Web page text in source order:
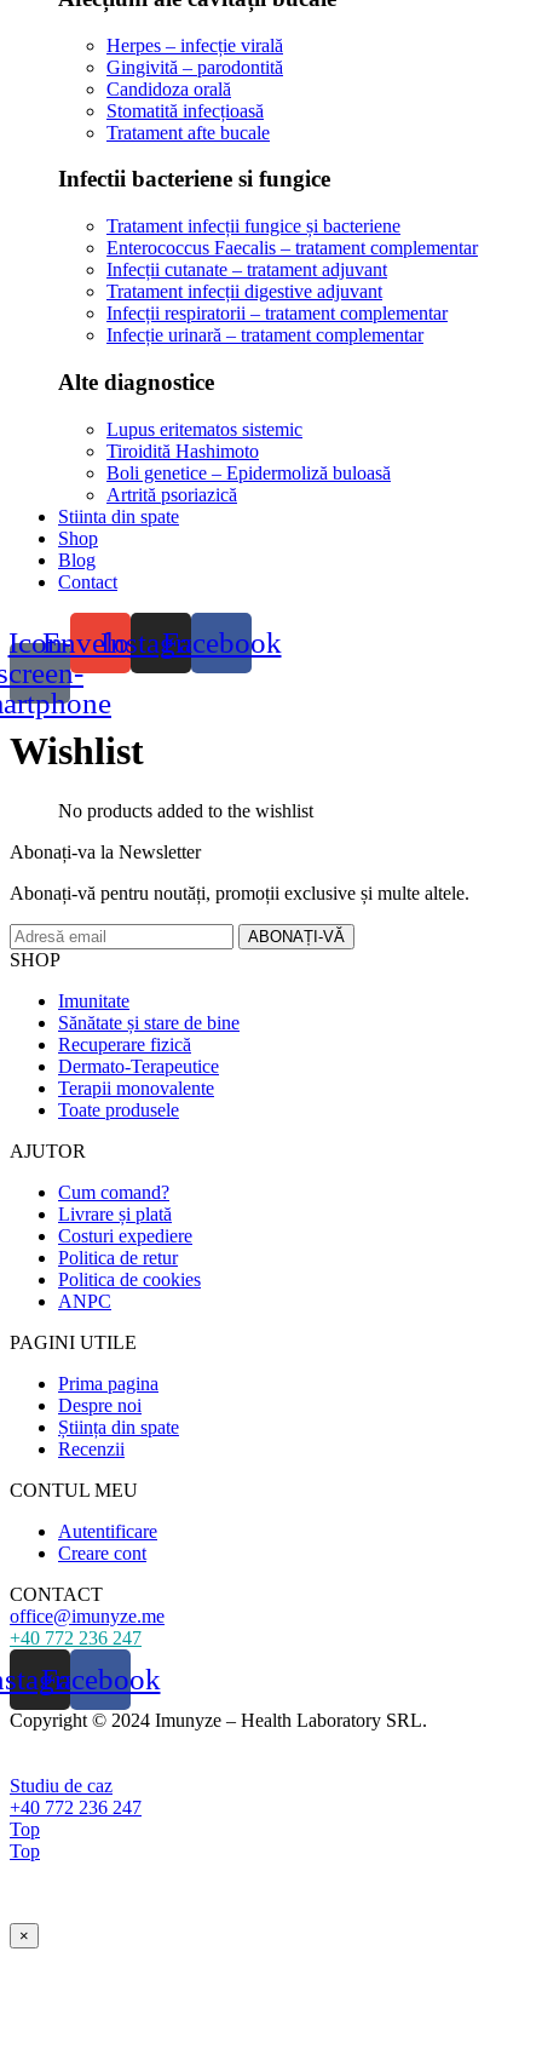
Herpes – infecție virală
Gingivită – parodontită
Candidoza orală
Stomatită infecțioasă
Tratament afte bucale
Infectii bacteriene si fungice
Tratament infecții fungice și bacteriene
Enterococcus Faecalis – tratament complementar
Infecții cutanate – tratament adjuvant
Tratament infecții digestive adjuvant
Infecții respiratorii – tratament complementar
Infecție urinară – tratament complementar
Alte diagnostice
Lupus eritematos sistemic
Tiroidită Hashimoto
Boli genetice – Epidermoliză buloasă
Artrită psoriazică
Stiinta din spate
Shop
Blog
Contact
Icon-EnvelopeInstagramFacebook
Wishlist
No products added to the wishlist
Abonați-va la Newsletter
Abonați-vă pentru noutăți, promoții exclusive și multe altele.
SHOP
Imunitate
Sănătate și stare de bine
Recuperare fizică
Dermato-Terapeutice
Terapii monovalente
Toate produsele
AJUTOR
Cum comand?
Livrare și plată
Costuri expediere
Politica de retur
Politica de cookies
ANPC
PAGINI UTILE
Prima pagina
Despre noi
Știința din spate
Recenzii
CONTUL MEU
Autentificare
Creare cont
CONTACT
office@imunyze.me
+40 772 236 247
Facebook
Copyright © 2024 Imunyze – Health Laboratory SRL.
Studiu de caz
+40 772 236 247
Top
Top
×